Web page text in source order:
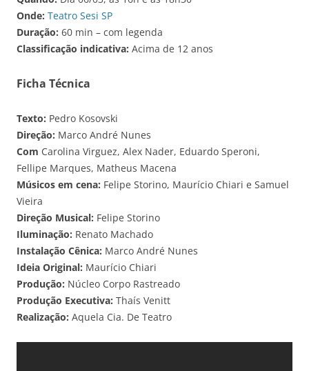
Onde: Teatro Sesi SP
Duração: 60 min – com legenda
Classificação indicativa: Acima de 12 anos
Ficha Técnica
Texto: Pedro Kosovski
Direção: Marco André Nunes
Com Carolina Virguez, Alex Nader, Eduardo Speroni,
Fellipe Marques, Matheus Macena
Músicos em cena: Felipe Storino, Maurício Chiari e Samuel
Vieira
Direção Musical: Felipe Storino
Iluminação: Renato Machado
Instalação Cênica: Marco André Nunes
Ideia Original: Maurício Chiari
Produção: Núcleo Corpo Rastreado
Produção Executiva: Thaís Venitt
Realização: Aquela Cia. De Teatro